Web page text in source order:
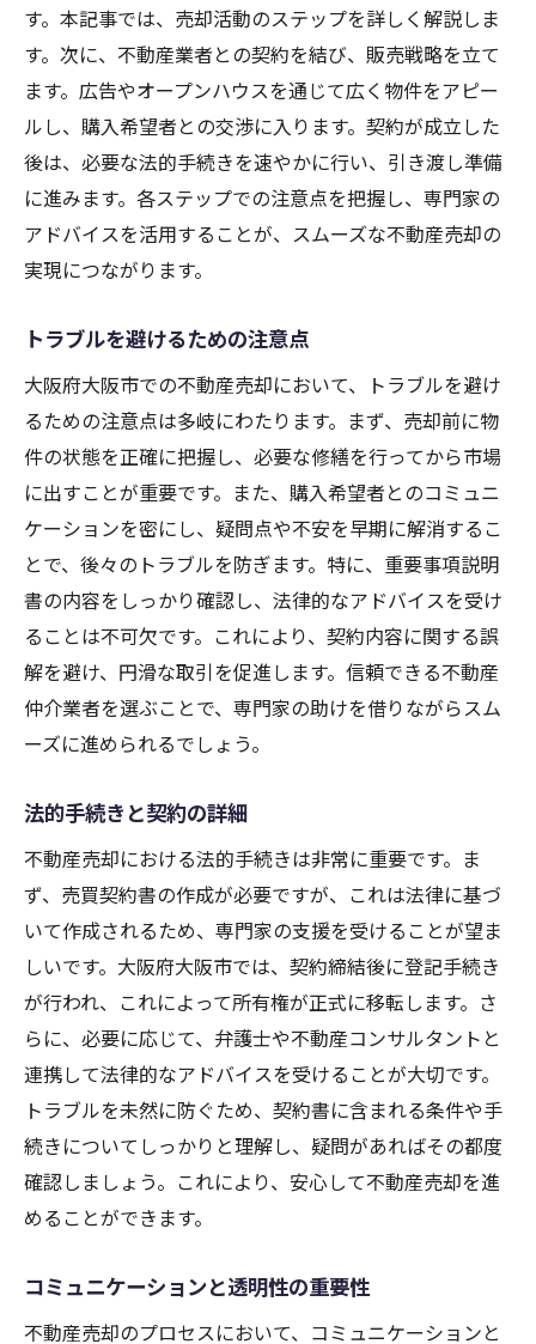
す。本記事では、売却活動のステップを詳しく解説しま
す。次に、不動産業者との契約を結び、販売戦略を立て
ます。広告やオープンハウスを通じて広く物件をアピー
ルし、購入希望者との交渉に入ります。契約が成立した
後は、必要な法的手続きを速やかに行い、引き渡し準備
に進みます。各ステップでの注意点を把握し、専門家の
アドバイスを活用することが、スムーズな不動産売却の
実現につながります。
トラブルを避けるための注意点
大阪府大阪市での不動産売却において、トラブルを避け
るための注意点は多岐にわたります。まず、売却前に物
件の状態を正確に把握し、必要な修繕を行ってから市場
に出すことが重要です。また、購入希望者とのコミュニ
ケーションを密にし、疑問点や不安を早期に解消するこ
とで、後々のトラブルを防ぎます。特に、重要事項説明
書の内容をしっかり確認し、法律的なアドバイスを受け
ることは不可欠です。これにより、契約内容に関する誤
解を避け、円滑な取引を促進します。信頼できる不動産
仲介業者を選ぶことで、専門家の助けを借りながらスム
ーズに進められるでしょう。
法的手続きと契約の詳細
不動産売却における法的手続きは非常に重要です。ま
ず、売買契約書の作成が必要ですが、これは法律に基づ
いて作成されるため、専門家の支援を受けることが望ま
しいです。大阪府大阪市では、契約締結後に登記手続き
が行われ、これによって所有権が正式に移転します。さ
らに、必要に応じて、弁護士や不動産コンサルタントと
連携して法律的なアドバイスを受けることが大切です。
トラブルを未然に防ぐため、契約書に含まれる条件や手
続きについてしっかりと理解し、疑問があればその都度
確認しましょう。これにより、安心して不動産売却を進
めることができます。
コミュニケーションと透明性の重要性
不動産売却のプロセスにおいて、コミュニケーションと